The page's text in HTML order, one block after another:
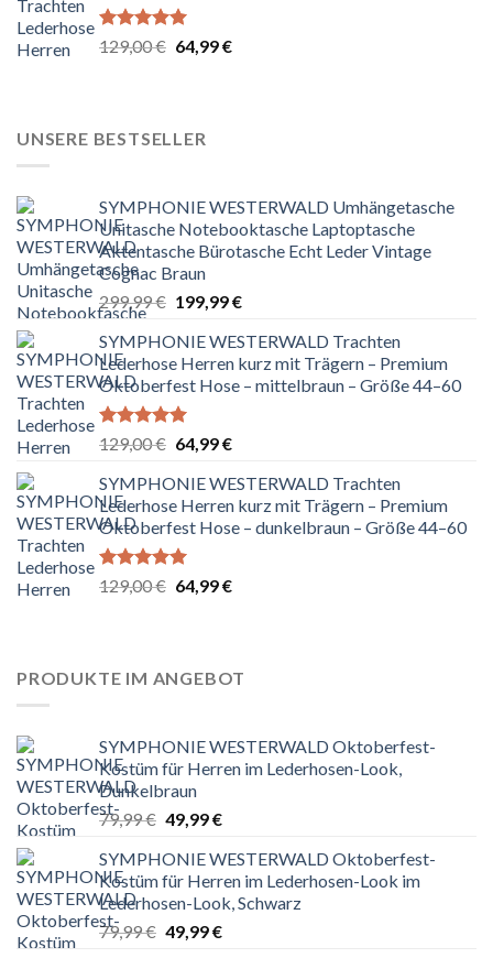
Bewertet
5.00
129,00€ Ursprünglicher
64,99€Aktueller
UNSERE BESTSELLER
SYMPHONIE WESTERWALD Umhängetasche
Unitasche Notebooktasche Laptoptasche
Aktentasche Bürotasche Echt Leder Vintage
Cognac Braun
299,99€ Ursprünglicher
war:
299,99 €
199,99€Aktueller
ist:
199,99 €.
SYMPHONIE WESTERWALD Trachten
Lederhose Herren kurz mit Trägern – Premium
Oktoberfest Hose – mittelbraun – Größe 44–60
Bewertet
5.00
von 5
129,00€ Ursprünglicher
war:
129,00 €
64,99€Aktueller
ist:
64,99 €.
SYMPHONIE WESTERWALD Trachten
Lederhose Herren kurz mit Trägern – Premium
Oktoberfest Hose – dunkelbraun – Größe 44–60
Bewertet
5.00
129,00€ Ursprünglicher
64,99€Aktueller
PRODUKTE IM ANGEBOT
SYMPHONIE WESTERWALD Oktoberfest-
Kostüm für Herren im Lederhosen-Look,
Dunkelbraun
79,99€ Ursprünglicher
war:
79,99 €
49,99€Aktueller
ist:
49,99 €.
SYMPHONIE WESTERWALD Oktoberfest-
Kostüm für Herren im Lederhosen-Look im
Lederhosen-Look, Schwarz
79,99€ Ursprünglicher
49,99€Aktueller